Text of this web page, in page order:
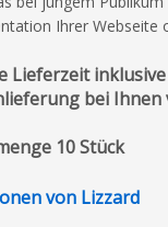
Ihrer Webseite
Lieferzeit
bei Ihnen
10 Stück
von Lizzard